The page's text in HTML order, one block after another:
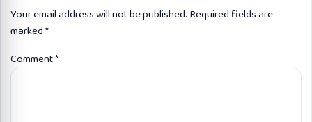
Your email address will not be published. Required fields are
marked*
Comment*